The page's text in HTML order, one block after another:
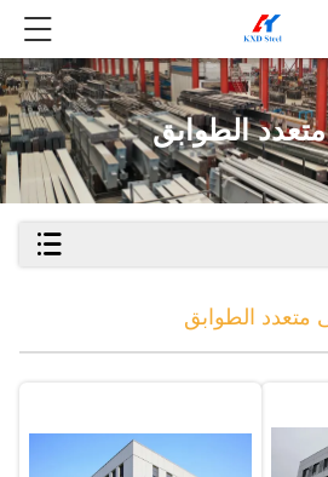
الطوابق
متعدد الطوابق